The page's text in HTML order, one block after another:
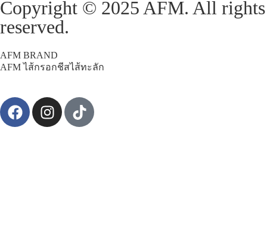
Copyright © 2025 AFM. All rights
reserved.
AFM BRAND
AFM ไส้กรอกชีสไส้ทะลัก